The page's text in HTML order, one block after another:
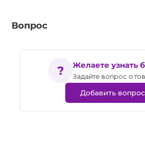
Вопрос
Желаете узнать
Задайте вопрос о
Добавить вопрос